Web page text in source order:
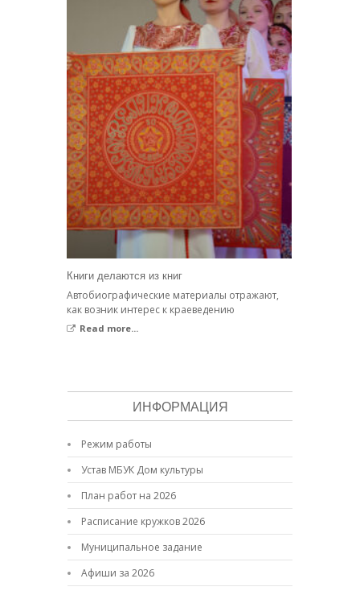
Книги делаются из книг
Автобиографические материалы отражают,
как возник интерес к краеведению
Read more...
ИНФОРМАЦИЯ
Режим работы
Устав МБУК Дом культуры
План работ на 2026
Расписание кружков 2026
Муниципальное задание
Афиши за 2026